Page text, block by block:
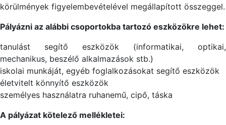
körülmények figyelembevételével megállapított összeggel.
Pályázni az alábbi csoportokba tartozó eszközökre lehet:
tanulást segítő eszközök (informatikai, optikai,
mechanikus, beszélő alkalmazások stb.)
iskolai munkáját, egyéb foglalkozásokat segítő eszközök
életvitelt könnyítő eszközök
személyes használatra ruhanemű, cipő, táska
A pályázat kötelező mellékletei: